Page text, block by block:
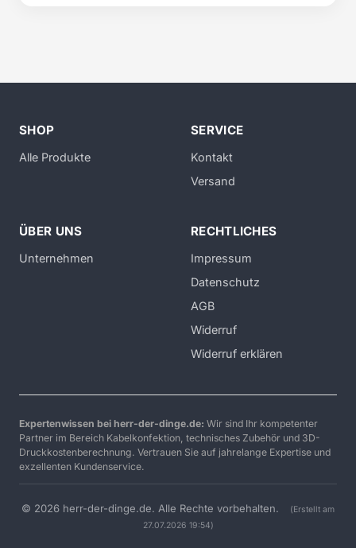
SHOP
Alle Produkte
SERVICE
Kontakt
Versand
ÜBER UNS
Unternehmen
RECHTLICHES
Impressum
Datenschutz
AGB
Widerruf
Widerruf erklären
Expertenwissen bei herr-der-dinge.de: Wir sind Ihr kompetenter
Partner im Bereich Kabelkonfektion, technisches Zubehör und 3D-
Druckkostenberechnung. Vertrauen Sie auf jahrelange Expertise und
exzellenten Kundenservice.
© 2026 herr-der-dinge.de. Alle Rechte vorbehalten.
(Erstellt am
27.07.2026 19:54)